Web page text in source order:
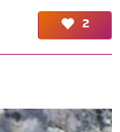
2